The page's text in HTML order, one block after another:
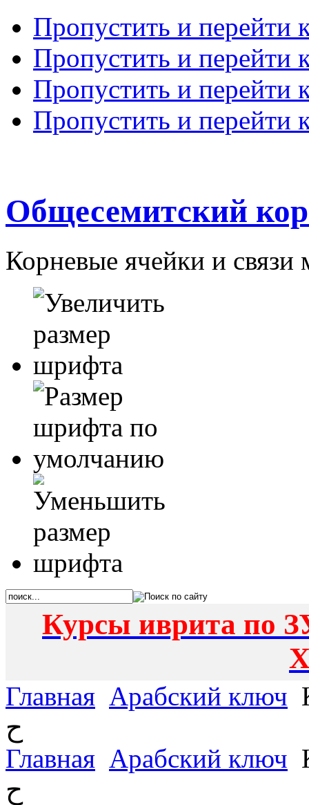
Пропустить и перейти
Пропустить и перейти
Пропустить и перейти
Пропустить и перейти
Общесемитский
Корневые ячейки и
Курсы иврита по
Главная Арабский ключ
ح
Главная Арабский ключ
ح